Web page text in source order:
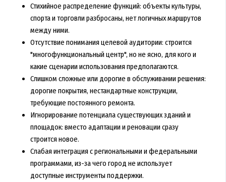
Стихийное распределение функций: объекты культуры,
спорта и торговли разбросаны, нет логичных маршрутов
между ними.
Отсутствие понимания целевой аудитории: строится
"многофункциональный центр", но не ясно, для кого и
какие сценарии использования предполагаются.
Слишком сложные или дорогие в обслуживании решения:
дорогие покрытия, нестандартные конструкции,
требующие постоянного ремонта.
Игнорирование потенциала существующих зданий и
площадок: вместо адаптации и реновации сразу
строится новое.
Слабая интеграция с региональными и федеральными
программами, из-за чего город не использует
доступные инструменты поддержки.